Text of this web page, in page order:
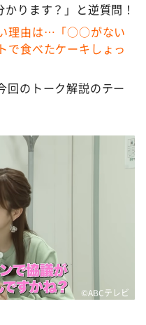
ります？」と逆質問！
い理由は…「○○がない
で食べたケーキしょっ
回のトーク解説のテー
©ABCテレビ